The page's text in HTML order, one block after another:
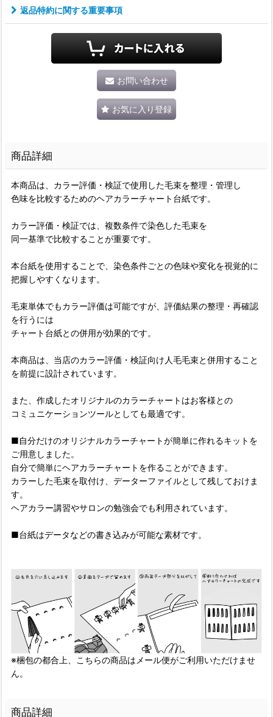
返品特約に関する重要事項
お問い合わせ
お気に入り登録
商品詳細
本商品は、カラー評価・検証で使用した毛束を整理・管理し
色味を比較するためのヘアカラーチャート台紙です。
カラー評価・検証では、複数条件で染色した毛束を
同一基準で比較することが重要です。
本台紙を使用することで、染色条件ごとの色味や変化を視覚的に
把握しやすくなります。
毛束単体でもカラー評価は可能ですが、評価結果の整理・再確認
を行うには
チャート台紙との併用が効果的です。
本商品は、当店のカラー評価・検証向け人毛毛束と併用すること
を前提に設計されています。
また、作成したオリジナルのカラーチャートはお客様との
コミュニケーションツールとしても最適です。
■自分だけのオリジナルカラーチャートが簡単に作れるキットを
ご用意しました。
自分で簡単にヘアカラーチャートを作ることができます。
カラーした毛束を取付け、データーファイルとして残しておけま
す。
ヘアカラー講習やサロンの勉強会でも利用されています。
■台紙はデータなどの書き込みが可能な素材です。
※梱包の都合上、こちらの商品はメール便がご利用いただけませ
ん。
商品詳細